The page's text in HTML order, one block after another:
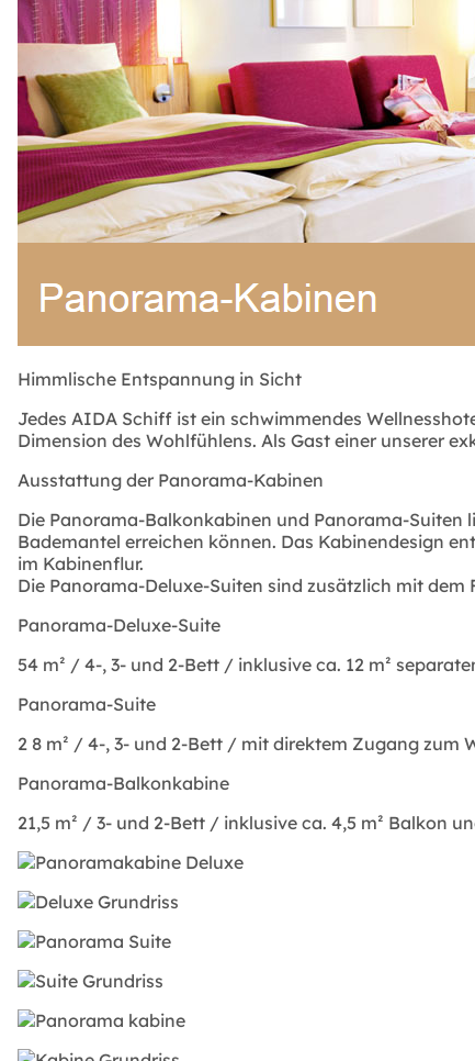
Himmlische Entspannung in Sicht
Jedes AIDA Schiff ist ein schwimmendes
Dimension des Wohlfühlens. Als Gast einer unserer
Ausstattung der Panorama-Kabinen
Die Panorama-Balkonkabinen und Panorama-Suiten
Bademantel erreichen können. Das Kabinendesign
im Kabinenflur.
Die Panorama-Deluxe-Suiten sind zusätzlich mit
Panorama-Deluxe-Suite
54 m² / 4-, 3- und 2-Bett / inklusive ca. 12 m²
Panorama-Suite
2 8 m² / 4-, 3- und 2-Bett / mit direktem Zugang zum
Panorama-Balkonkabine
21,5 m² / 3- und 2-Bett / inklusive ca. 4,5 m² Balkon